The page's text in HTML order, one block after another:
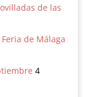
de las
de Málaga
4